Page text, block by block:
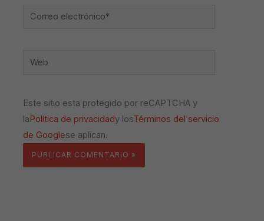
Correo
Web
Este sitio esta protegido por reCAPTCHA y
la Política de privacidady losTérminos del servicio
de Googlese aplican.